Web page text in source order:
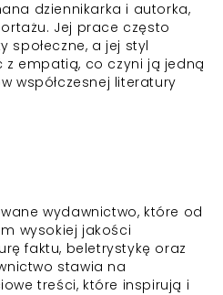
dziennikarka i autorka,
Jej prace często
społeczne, a jej styl
z empatią, co czyni ją jedną
współczesnej literatury
wydawnictwo, które od
wysokiej jakości
faktu, beletrystykę oraz
stawia na
treści, które inspirują i